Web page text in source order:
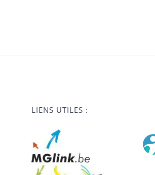
LIENS UTILES :